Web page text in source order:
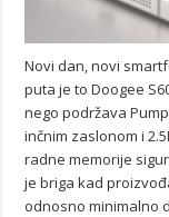
Novi dan, novi
puta je to Doogee
nego podržava
inčnim zaslonom i
radne memorije
je briga kad
odnosno minimalno